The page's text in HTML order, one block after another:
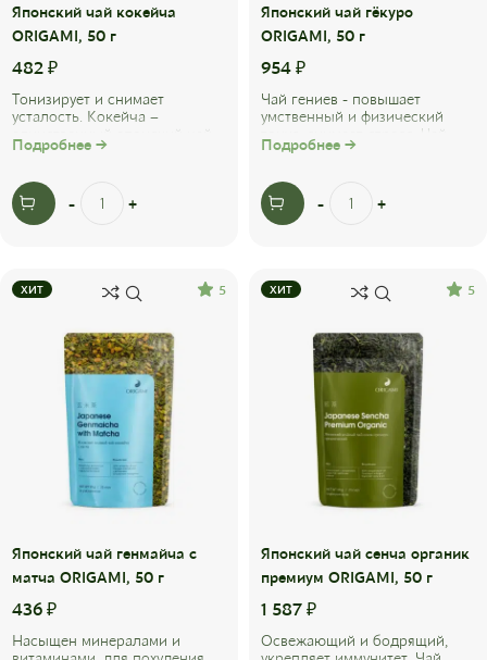
Японский чай кокейча
ORIGAMI, 50 г
482 ₽
Тонизирует и снимает
усталость. Кокейча –
который можно заваривать не
Подробнее →
Японский чай гёкуро
ORIGAMI, 50 г
954 ₽
Чай гениев - повышает
умственный и физический
тонус, снимает стресс. Чай
гёкуро в переводе с
Подробнее →
ХИТ 5
Японский чай генмайча с
матча ORIGAMI, 50 г
436 ₽
Насыщен минералами и
ХИТ 5
Японский чай сенча органик
премиум ORIGAMI, 50 г
1 587 ₽
Освежающий и бодрящий,